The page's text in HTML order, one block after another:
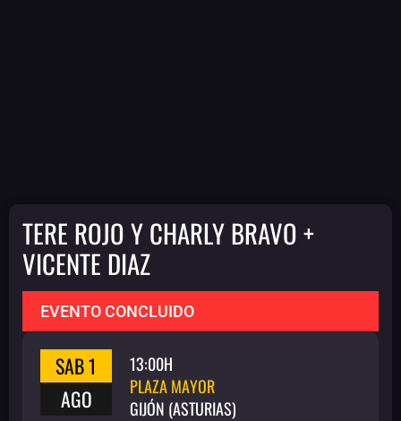
TERE ROJO Y CHARLY BRAVO +
VICENTE DIAZ
EVENTO CONCLUIDO
SAB 1
AGO
13:00H
PLAZA MAYOR
GIJÓN (ASTURIAS)